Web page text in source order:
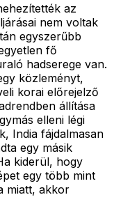
az
nem voltak
egyszerűbb
fő
hadserege van.
közleményt,
korai előrejelző
állítása
elleni légi
India fájdalmasan
egy másik
kiderül, hogy
egy több mint
miatt, akkor